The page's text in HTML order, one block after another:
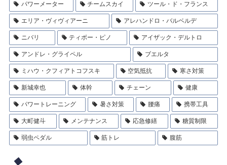
パワーメーター チームスカイ ツール・ド・フランス
エリア・ヴィヴィアーニ アレハンドロ・バルベルデ
ニバリ ティボー・ピノ アイザック・デルトロ
アンドレ・グライペル ブエルタ
ミハウ・クフィアトコフスキ 空気抵抗 寒さ対策
新城幸也 体幹 チェーン 健康
パワートレーニング 暑さ対策 腰痛 携帯工具
大町健斗 メンテナンス 応急修繕 糖質制限
弱虫ペダル 筋トレ 腹筋